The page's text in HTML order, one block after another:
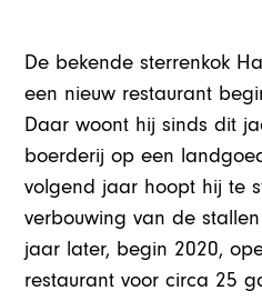
De bekende sterrenkok
een nieuw restaurant
Daar woont hij sinds dit
boerderij op een
volgend jaar hoopt hij te
verbouwing van de
jaar later, begin 2020,
restaurant voor circa 25